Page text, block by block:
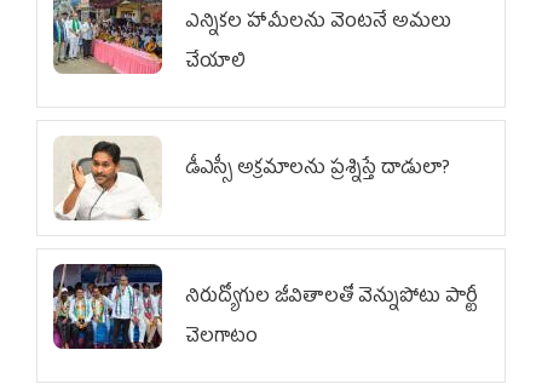
ఎన్నికల హామీలను వెంటనే అమలు
చేయాలి
డీఎస్సీ అక్రమాలను ప్రశ్నిస్తే దాడులా?
నిరుద్యోగుల జీవితాలతో వెన్నుపోటు పార్టీ
చెలగాటం